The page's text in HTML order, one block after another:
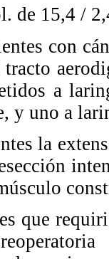
de 15,4 /
con
a
y uno a
la
que